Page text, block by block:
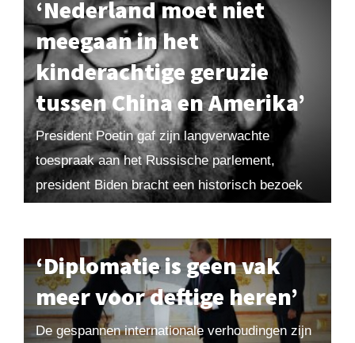
‘Nederland moet niet
meegaan in het
kinderachtige geruzie
tussen China en Amerika’
President Poetin gaf zijn langverwachte
toespraak aan het Russische parlement,
president Biden bracht een historisch bezoek
demonstranten...
‘Diplomatie is geen vak
meer voor deftige heren’
De gespannen internationale verhoudingen zijn